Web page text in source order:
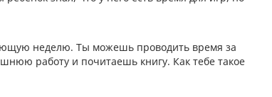
неделю. Ты можешь проводить время за
работу и почитаешь книгу. Как тебе такое